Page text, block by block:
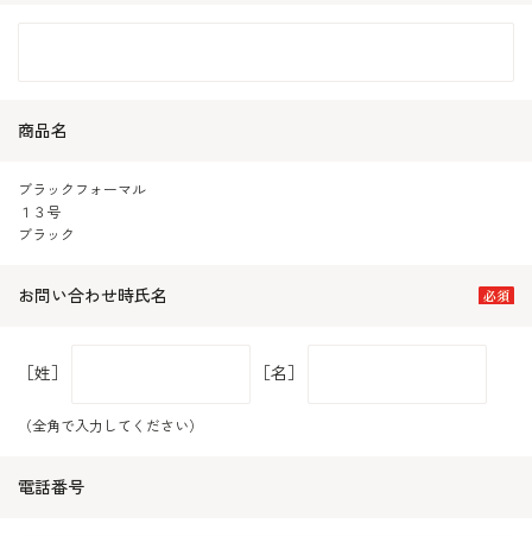
商品名
ブラックフォーマル
１３号
ブラック
お問い合わせ時氏名
［姓］ ［名］
（全角で入力してください）
電話番号